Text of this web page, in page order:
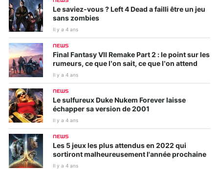
Le saviez-vous ? Left 4 Dead a failli être un jeu
sans zombies
Il y a 4 ans
NEWS
Final Fantasy VII Remake Part 2 : le point sur les
rumeurs, ce que l’on sait, ce que l’on attend
Il y a 4 ans
NEWS
Le sulfureux Duke Nukem Forever laisse
échapper sa version de 2001
Il y a 4 ans
NEWS
Les 5 jeux les plus attendus en 2022 qui
sortiront malheureusement l'année prochaine
Il y a 4 ans